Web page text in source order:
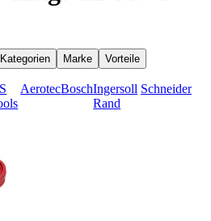
Kategorien Marke Vorteile
AerotecBoschIngersoll
Rand
Schneider